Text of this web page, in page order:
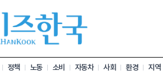
정책 노동 소비 자동차 사회 환경 지역